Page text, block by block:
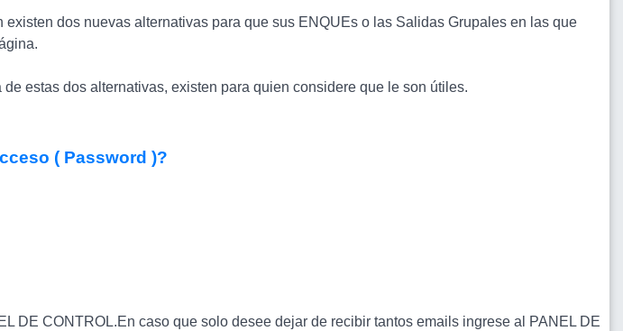
dos nuevas alternativas para que sus ENQUEs o las Salidas Grupales en las que
estas dos alternativas, existen para quien considere que le son útiles.
( Password )?
DE CONTROL.En caso que solo desee dejar de recibir tantos emails ingrese al PANEL DE